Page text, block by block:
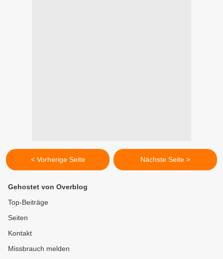
< Vorherige Seite Nächste Seite >
Gehostet von Overblog
Top-Beiträge
Seiten
Kontakt
Missbrauch melden